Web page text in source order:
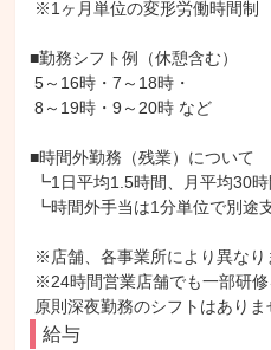
■勤務シフト例（休憩含む）
■時間外勤務（残業）について
原則深夜勤務のシフトはありま
給与